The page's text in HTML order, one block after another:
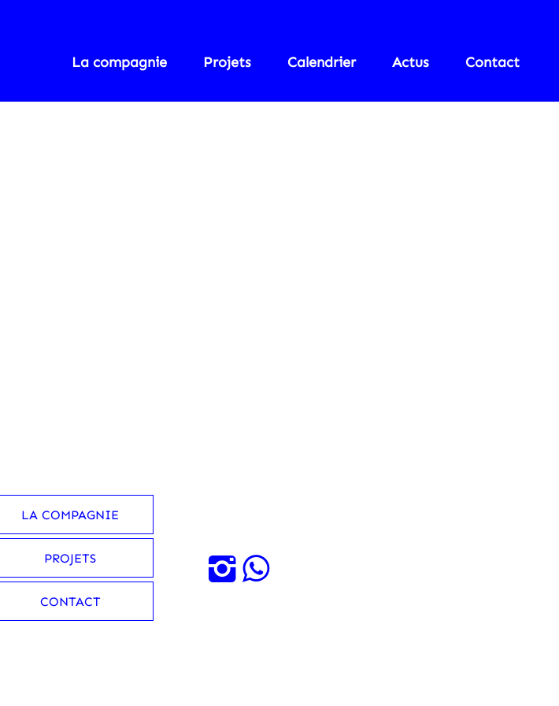
La compagnie Projets Calendrier Actus Contact
LA COMPAGNIE
PROJETS
CONTACT